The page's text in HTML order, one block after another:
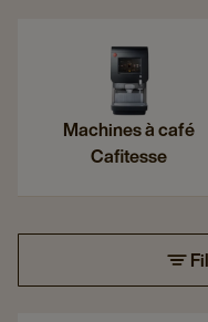
Machines à café
Cafitesse